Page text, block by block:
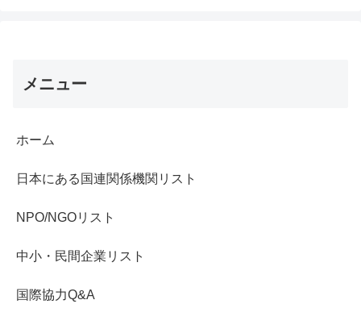
メニュー
ホーム
日本にある国連関係機関リスト
NPO/NGOリスト
中小・民間企業リスト
国際協力Q&A